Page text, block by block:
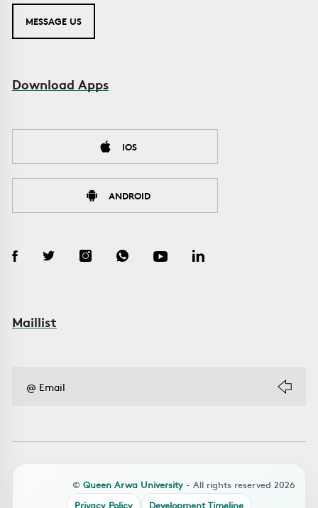
MESSAGE US
Download Apps
IOS
ANDROID
Maillist
© Queen Arwa University - All rights reserved 2026
Privacy Policy
Development Timeline